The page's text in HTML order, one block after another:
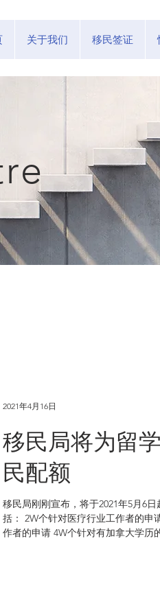
关于我们 移民签证
移民局将为留
民配额
移民局刚刚宣布，将于2021年5月6
括： 2W个针对医疗行业工作者的申
作者的申请 4W个针对有加拿大学历
2021年4月16日